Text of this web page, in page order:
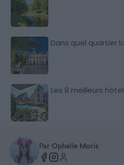
Dans quel quartier
Les 8 meilleurs
Par Ophelie Moris